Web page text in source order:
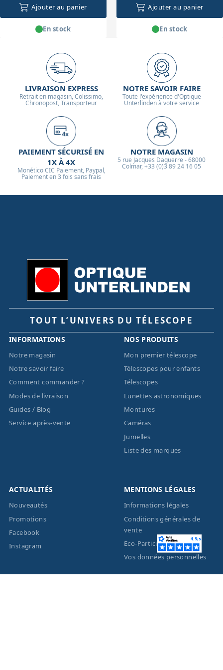
Ajouter au panier
En stock
Ajouter au panier
En stock
LIVRAISON EXPRESS
Retrait en magasin, Colissimo,
Chronopost, Transporteur
NOTRE SAVOIR FAIRE
Toute l'expérience d'Optique
Unterlinden à votre service
PAIEMENT SÉCURISÉ EN
1X À 4X
Monético CIC Paiement, Paypal,
Paiement en 3 fois sans frais
NOTRE MAGASIN
5 rue Jacques Daguerre - 68000
Colmar, +33 (0)3 89 24 16 05
TOUT L’UNIVERS DU TÉLESCOPE
INFORMATIONS
Notre magasin
Notre savoir faire
Comment commander ?
Modes de livraison
Guides / Blog
Service après-vente
NOS PRODUITS
Mon premier télescope
Télescopes pour enfants
Télescopes
Lunettes astronomiques
Montures
Caméras
Jumelles
Liste des marques
ACTUALITÉS
Nouveautés
Promotions
Facebook
Instagram
MENTIONS LÉGALES
Informations légales
Conditions générales de
vente
Eco-Participation
Vos données personnelles